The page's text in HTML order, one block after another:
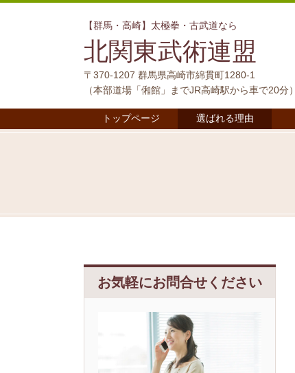
【群馬・高崎】太極拳・古武道なら
北関東武術連盟
〒370-1207 群馬県高崎市綿貫町1280-1
（本部道場「俰館」までJR高崎駅から車で20分）
トップページ 選ばれる理由
お気軽にお問合せください